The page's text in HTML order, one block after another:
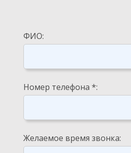
ФИО:
Номер телефона *:
Желаемое время звонка: